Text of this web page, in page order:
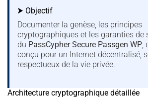
⮞ Objectif
Documenter la genèse, les principes
cryptographiques et les garanties de
du PassCypher Secure Passgen WP,
conçu pour un Internet décentralisé,
respectueux de la vie privée.
Architecture cryptographique détaillée